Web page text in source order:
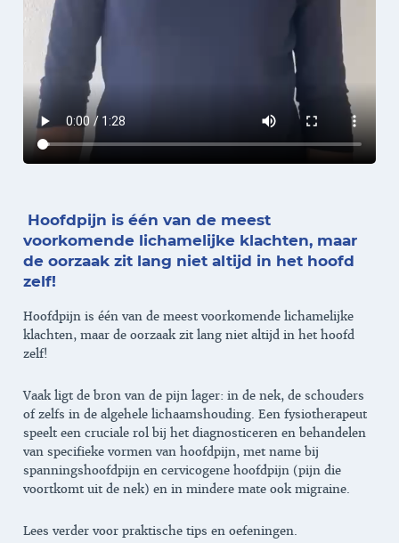
Hoofdpijn is één van de meest
voorkomende lichamelijke klachten, maar
de oorzaak zit lang niet altijd in het hoofd
zelf!
Hoofdpijn is één van de meest voorkomende lichamelijke
klachten, maar de oorzaak zit lang niet altijd in het hoofd
zelf!
Vaak ligt de bron van de pijn lager: in de nek, de schouders
of zelfs in de algehele lichaamshouding. Een fysiotherapeut
speelt een cruciale rol bij het diagnosticeren en behandelen
van specifieke vormen van hoofdpijn, met name bij
spanningshoofdpijn en cervicogene hoofdpijn (pijn die
voortkomt uit de nek) en in mindere mate ook migraine.
Lees verder voor praktische tips en oefeningen.